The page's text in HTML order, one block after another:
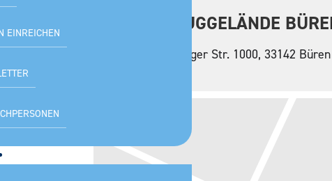
EINREICHEN SEGELFLUGGELÄNDE
Fürstenberger Str. 1000, 33142 Büren